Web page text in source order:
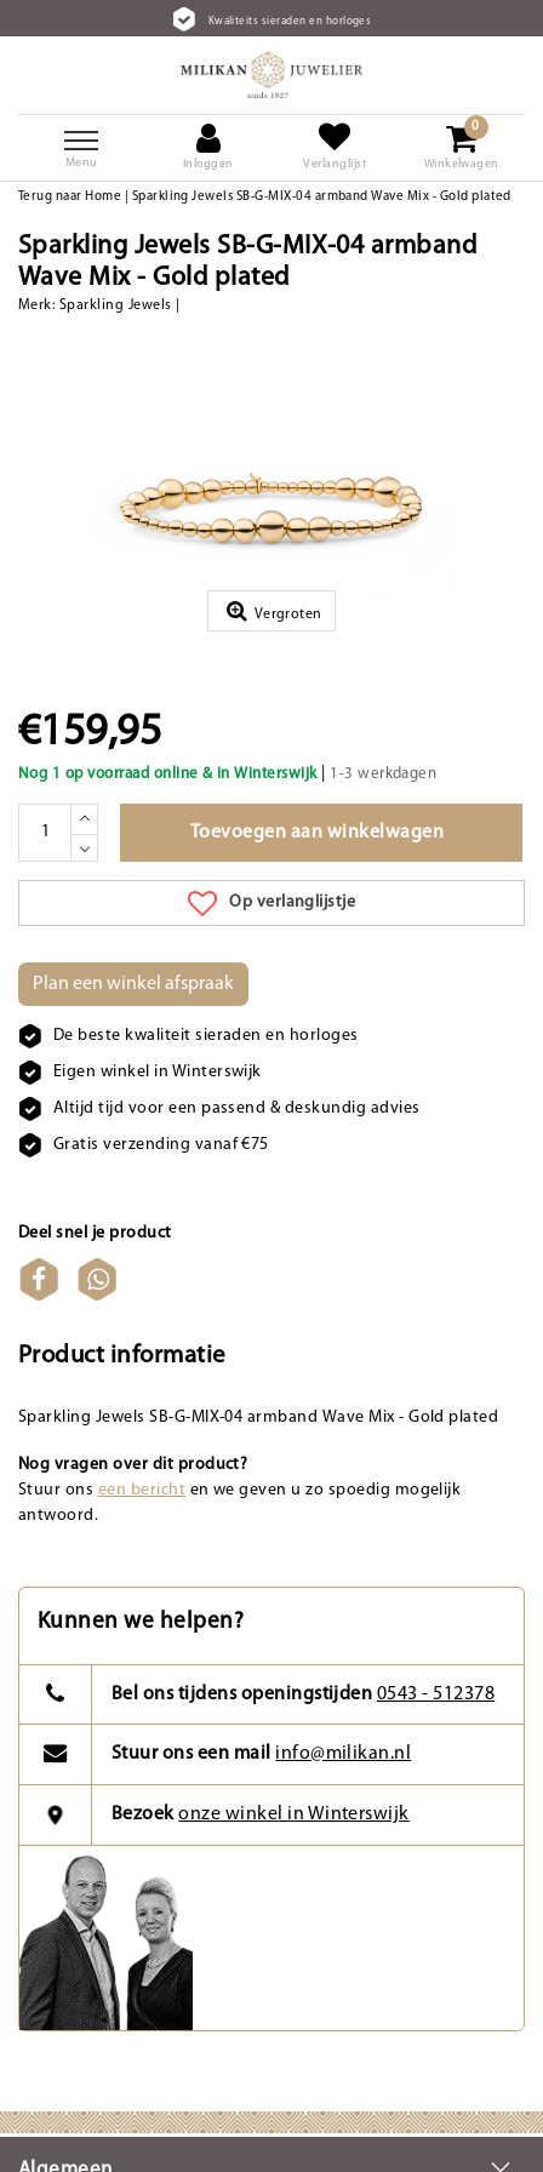
Kwaliteits sieraden en horloges
Menu Inloggen Verlanglijst
0
Winkelwagen
Terug naar Home Sparkling Jewels SB-G-MIX-04 armband Wave Mix - Gold plated
Sparkling Jewels SB-G-MIX-04 armband
Wave Mix - Gold plated
Merk: Sparkling Jewels
Vergroten
€159,95
Nog 1 op voorraad online & in Winterswijk| 1-3 werkdagen
Toevoegen aan winkelwagen
Op verlanglijstje
Plan een winkel afspraak
De beste kwaliteit sieraden en horloges
Eigen winkel in Winterswijk
Altijd tijd voor een passend & deskundig advies
Gratis verzending vanaf €75
Deel snel je product
Product informatie
Sparkling Jewels SB-G-MIX-04 armband Wave Mix - Gold plated
Nog vragen over dit product?
Stuur ons een bericht en we geven u zo spoedig mogelijk
antwoord.
Kunnen we helpen?
Bel ons tijdens openingstijden 0543 - 512378
Stuur ons een mail info@milikan.nl
Bezoekonze winkel in Winterswijk